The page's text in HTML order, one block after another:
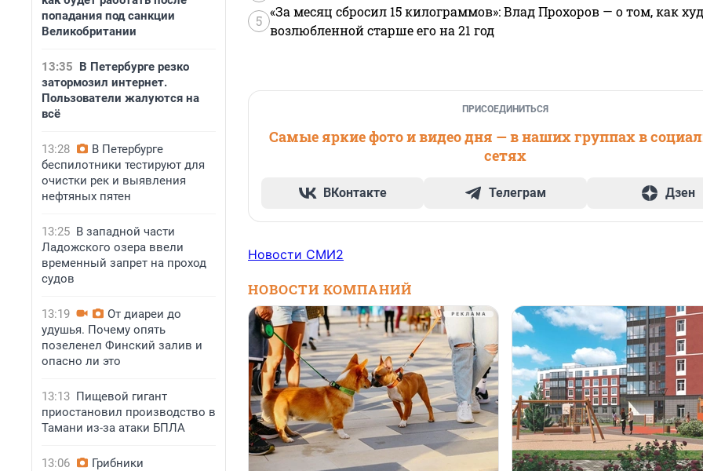
попадания под санкции
Великобритании
13:35 В Петербурге резко
затормозил интернет.
Пользователи жалуются на
всё
13:28
В Петербурге
беспилотники тестируют для
очистки рек и выявления
нефтяных пятен
13:25 В западной части
Ладожского озера ввели
временный запрет на проход
судов
13:19
От диареи до
удушья. Почему опять
позеленел Финский залив и
опасно ли это
13:13 Пищевой гигант
приостановил производство в
Тамани из-за атаки БПЛА
13:06
Грибники
5
«За месяц сбросил 15 килограммов»: Влад Прохоров — о том, как
возлюбленной старше его на 21 год
ПРИСОЕДИНИТЬСЯ
Самые яркие фото и видео дня — в наших группах в
сетях
ВКонтакте Телеграм Дзен
Новости СМИ2
НОВОСТИ КОМПАНИЙ